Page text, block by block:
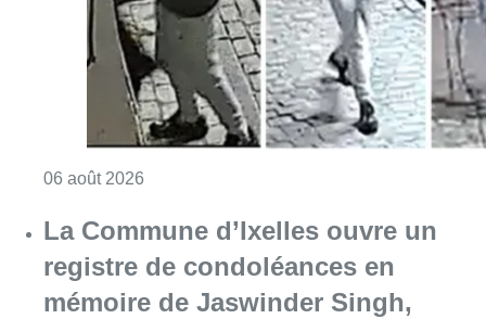
06 août 2026
La Commune d’Ixelles ouvre un
registre de condoléances en
mémoire de Jaswinder Singh,